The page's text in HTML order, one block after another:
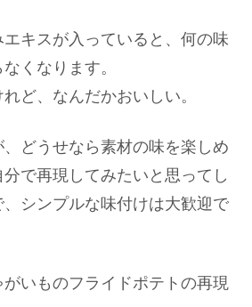
キスが入っていると、何の味
くなります。
ど、なんだかおいしい。
どうせなら素材の味を楽しめ
で再現してみたいと思ってし
、シンプルな味付けは大歓迎で
いものフライドポテトの再現